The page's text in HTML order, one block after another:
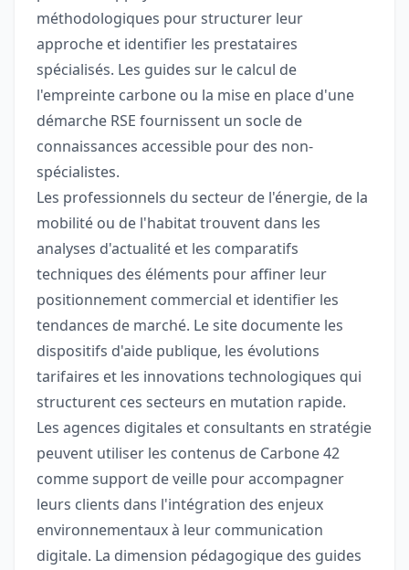
méthodologiques pour structurer leur
approche et identifier les prestataires
spécialisés. Les guides sur le calcul de
l'empreinte carbone ou la mise en place d'une
démarche RSE fournissent un socle de
connaissances accessible pour des non-
spécialistes.
Les professionnels du secteur de l'énergie, de la
mobilité ou de l'habitat trouvent dans les
analyses d'actualité et les comparatifs
techniques des éléments pour affiner leur
positionnement commercial et identifier les
tendances de marché. Le site documente les
dispositifs d'aide publique, les évolutions
tarifaires et les innovations technologiques qui
structurent ces secteurs en mutation rapide.
Les agences digitales et consultants en stratégie
peuvent utiliser les contenus de Carbone 42
comme support de veille pour accompagner
leurs clients dans l'intégration des enjeux
environnementaux à leur communication
digitale. La dimension pédagogique des guides